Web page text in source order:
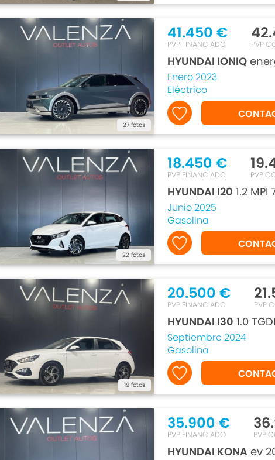
27 fotos
41.450 €
PVP FINANCIADO PVP
HYUNDAI IONIQ
Enero 2023
Eléctrico
22 fotos
18.450 €
PVP FINANCIADO PVP
HYUNDAI I20 1.2 MPI
Junio 2025
Gasolina
19 fotos
20.500 €
PVP FINANCIADO PVP
HYUNDAI I30 1.0
Septiembre 2024
Gasolina
35.900 €
PVP FINANCIADO PVP
HYUNDAI KONAev